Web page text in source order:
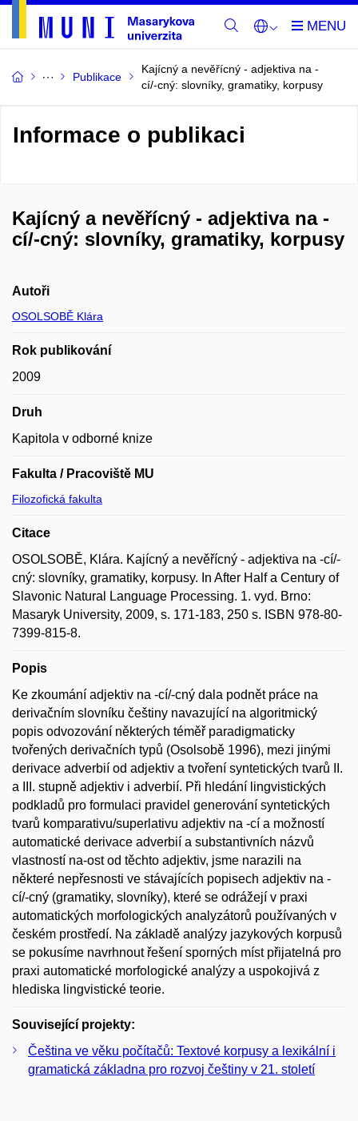
Publikace
Kajícný a nevěřícný - adjektiva na -
cí/-cný: slovníky, gramatiky, korpusy
Informace o publikaci
Kajícný a nevěřícný - adjektiva na -
cí/-cný: slovníky, gramatiky, korpusy
Autoři
OSOLSOBĚ Klára
Rok publikování
2009
Druh
Kapitola v odborné knize
Fakulta / Pracoviště MU
Filozofická fakulta
Citace
OSOLSOBĚ, Klára. Kajícný a nevěřícný - adjektiva na -cí/-
cný: slovníky, gramatiky, korpusy. In After Half a Century of
Slavonic Natural Language Processing. 1. vyd. Brno:
Masaryk University, 2009, s. 171-183, 250 s. ISBN 978-80-
7399-815-8.
Popis
Ke zkoumání adjektiv na -cí/-cný dala podnět práce na
derivačním slovníku češtiny navazující na algoritmický
popis odvozování některých téměř paradigmaticky
tvořených derivačních typů (Osolsobě 1996), mezi jinými
derivace adverbií od adjektiv a tvoření syntetických tvarů II.
a III. stupně adjektiv i adverbií. Při hledání lingvistických
podkladů pro formulaci pravidel generování syntetických
tvarů komparativu/superlativu adjektiv na -cí a možností
automatické derivace adverbií a substantivních názvů
vlastností na-ost od těchto adjektiv, jsme narazili na
některé nepřesnosti ve stávajících popisech adjektiv na -
cí/-cný (gramatiky, slovníky), které se odrážejí v praxi
automatických morfologických analyzátorů používaných v
českém prostředí. Na základě analýzy jazykových korpusů
se pokusíme navrhnout řešení sporných míst přijatelná pro
praxi automatické morfologické analýzy a uspokojivá z
hlediska lingvistické teorie.
Související projekty:
Čeština ve věku počítačů: Textové korpusy a lexikální i
gramatická základna pro rozvoj češtiny v 21. století